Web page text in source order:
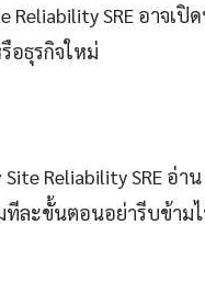
Reliability SRE อาจเ
อธุรกิจใหม่
Reliability SRE อ่
ทีละขั้นตอนอย่ารีบข้าม